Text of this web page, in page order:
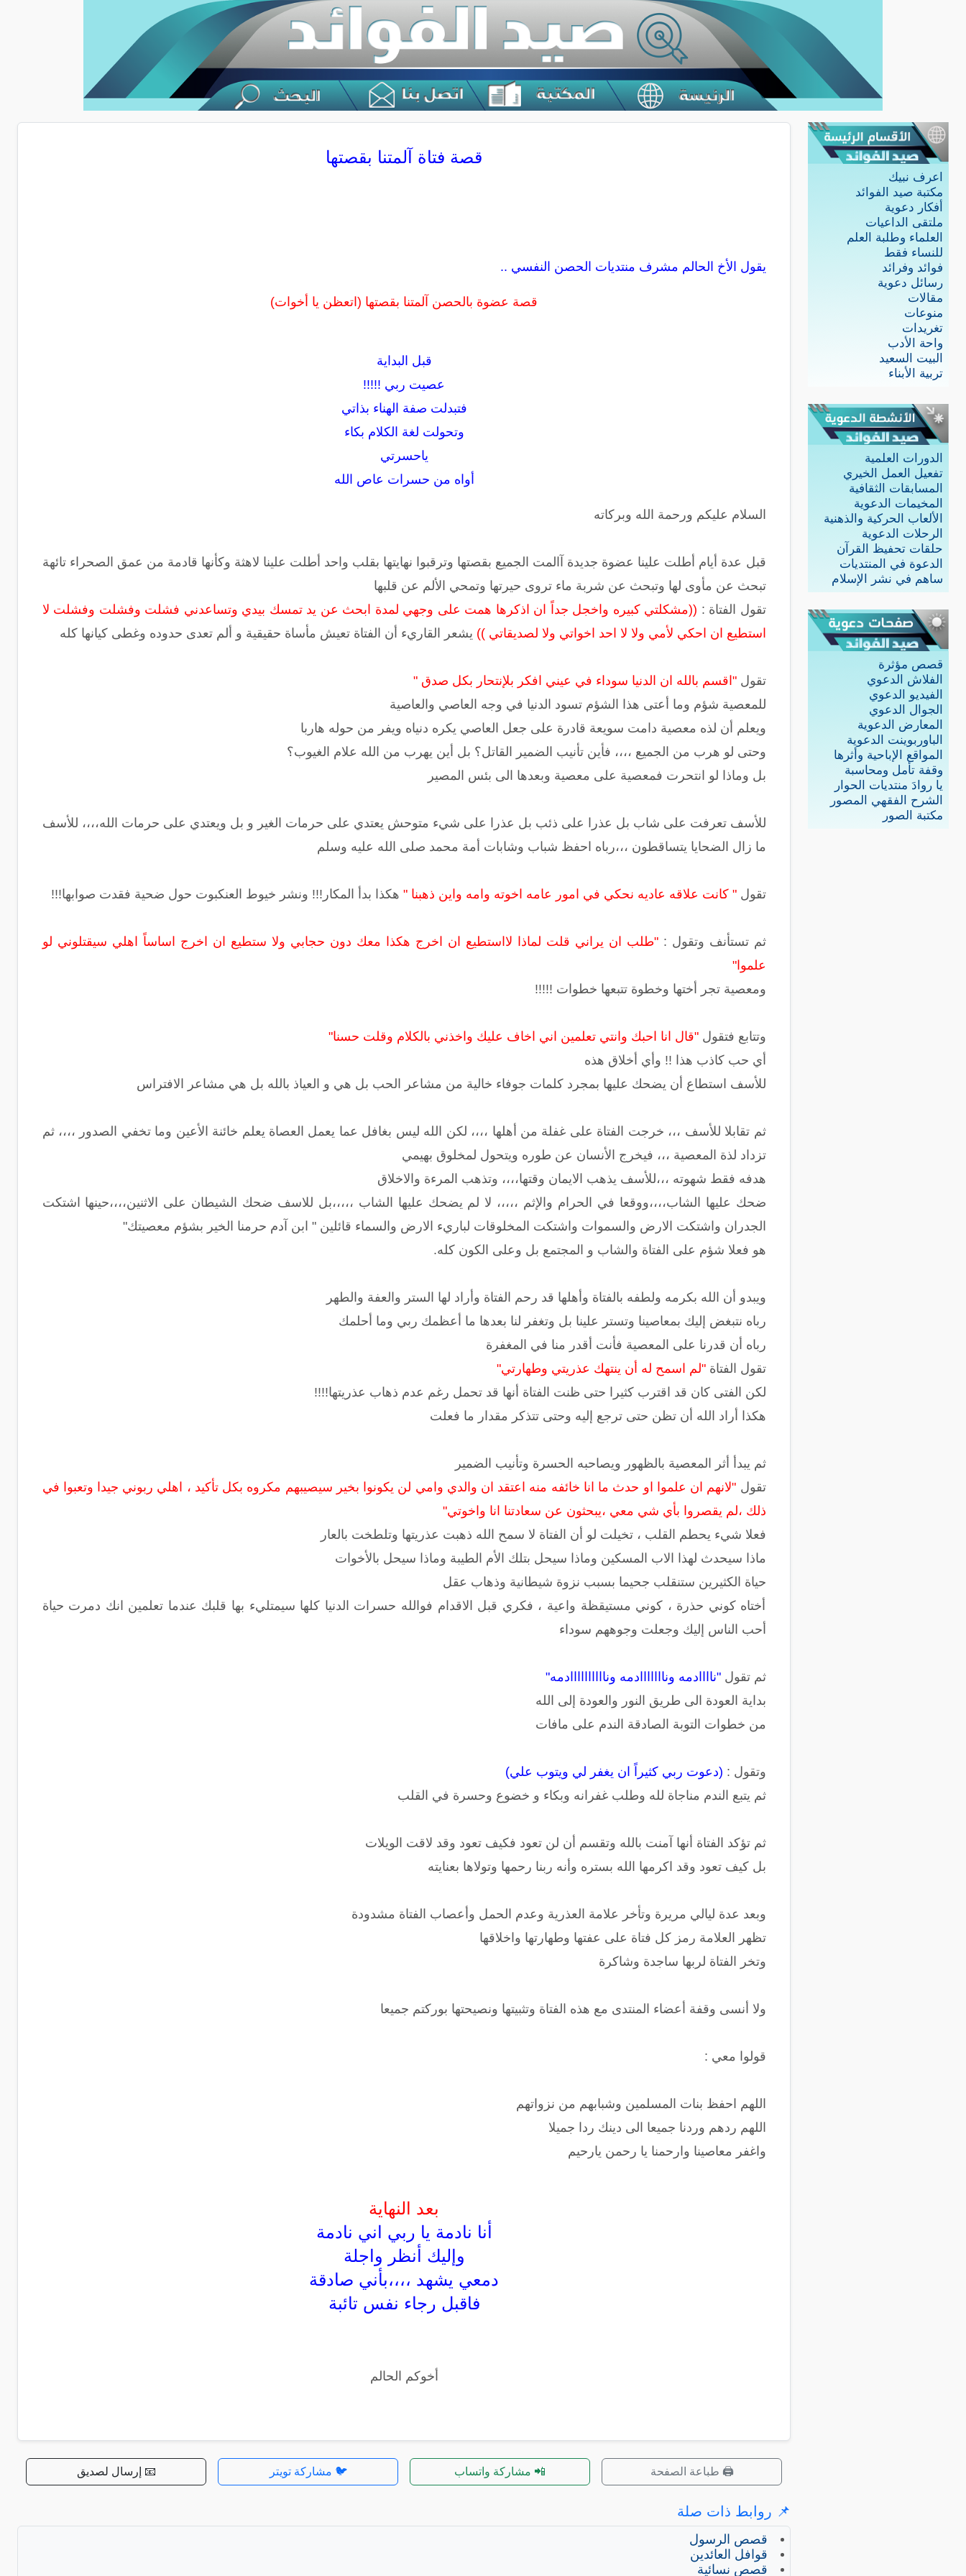
اعرف نبيك
مكتبة صيد الفوائد
أفكار دعوية
ملتقى الداعيات
العلماء وطلبة العلم
للنساء فقط
فوائد وفرائد
رسائل دعوية
مقالات
منوعات
تغريدات
واحة الأدب
البيت السعيد
تربية الأبناء
الدورات العلمية
تفعيل العمل الخيري
المسابقات الثقافية
المخيمات الدعوية
الألعاب الحركية والذهنية
الرحلات الدعوية
حلقات تحفيظ القرآن
الدعوة في المنتديات
ساهم في نشر الإسلام
قصص مؤثرة
الفلاش الدعوي
الفيديو الدعوي
الجوال الدعوي
المعارض الدعوية
الباوربوينت الدعوية
المواقع الإباحية وأثرها
وقفة تأمل ومحاسبة
يا روادَ منتديات الحوار
الشرح الفقهي المصور
مكتبة الصور
قصة فتاة آلمتنا بقصتها
يقول الأخ الحالم مشرف منتديات الحصن النفسي ..
قصة عضوة بالحصن آلمتنا بقصتها (اتعظن يا أخوات)
قبل البداية
عصيت ربي !!!!!
فتبدلت صفة الهناء بذاتي
وتحولت لغة الكلام بكاء
ياحسرتي
أواه من حسرات عاص الله
السلام عليكم ورحمة الله وبركاته
قبل عدة أيام أطلت علينا عضوة جديدة آالمت الجميع بقصتها وترقبوا نهايتها بقلب واحد أطلت علينا لاهثة وكأنها قادمة من عمق الصحراء تائهة
تبحث عن مأوى لها وتبحث عن شربة ماء تروى حيرتها وتمحي الألم عن قلبها
تقول الفتاة : ((مشكلتي كبيره واخجل جداً ان اذكرها همت على وجهي لمدة ابحث عن يد تمسك بيدي وتساعدني فشلت وفشلت وفشلت لا
استطيع ان احكي لأمي ولا لا احد اخواتي ولا لصديقاتي )) يشعر القاريء أن الفتاة تعيش مأساة حقيقية و ألم تعدى حدوده وغطى كيانها كله
تقول"اقسم بالله ان الدنيا سوداء في عيني افكر بلإنتحار بكل صدق "
للمعصية شؤم وما أعتى هذا الشؤم تسود الدنيا في وجه العاصي والعاصية
ويعلم أن لذه معصية دامت سويعة قادرة على جعل العاصي يكره دنياه ويفر من حوله هاربا
وحتى لو هرب من الجميع ،،،، فأين تأنيب الضمير القاتل؟ بل أين يهرب من الله علام الغيوب؟
بل وماذا لو انتحرت فمعصية على معصية وبعدها الى بئس المصير
للأسف تعرفت على شاب بل عذرا على ذئب بل عذرا على شيء متوحش يعتدي على حرمات الغير و بل ويعتدي على حرمات الله،،،، للأسف
ما زال الضحايا يتساقطون ،،،رباه احفظ شباب وشابات أمة محمد صلى الله عليه وسلم
تقول" كانت علاقه عاديه نحكي في امور عامه اخوته وامه واين ذهبنا " هكذا بدأ المكار!!! ونشر خيوط العنكبوت حول ضحية فقدت صوابها!!!
ثم تستأنف وتقول :"طلب ان يراني قلت لماذا لااستطيع ان اخرج هكذا معك دون حجابي ولا ستطيع ان اخرج اساساً اهلي سيقتلوني لو
علموا"
ومعصية تجر أختها وخطوة تتبعها خطوات !!!!!
وتتابع فتقول"قال انا احبك وانتي تعلمين اني اخاف عليك واخذني بالكلام وقلت حسنا"
أي حب كاذب هذا !! وأي أخلاق هذه
للأسف استطاع أن يضحك عليها بمجرد كلمات جوفاء خالية من مشاعر الحب بل هي و العياذ بالله بل هي مشاعر الافتراس
ثم تقابلا للأسف ،،، خرجت الفتاة على غفلة من أهلها ،،،، لكن الله ليس بغافل عما يعمل العصاة يعلم خائنة الأعين وما تخفي الصدور ،،،، ثم
تزداد لذة المعصية ،،، فيخرج الأنسان عن طوره ويتحول لمخلوق بهيمي
هدفه فقط شهوته ،،،للأسف يذهب الايمان وقتها،،،، وتذهب المرءة والاخلاق
ضحك عليها الشاب،،،،ووقعا في الحرام والإثم ،،،،، لا لم يضحك عليها الشاب ،،،،،بل للاسف ضحك الشيطان على الاثنين،،،،حينها اشتكت
الجدران واشتكت الارض والسموات واشتكت المخلوقات لباريء الارض والسماء قائلين " ابن آدم حرمنا الخير بشؤم معصيتك"
هو فعلا شؤم على الفتاة والشاب و المجتمع بل وعلى الكون كله.
ويبدو أن الله بكرمه ولطفه بالفتاة وأهلها قد رحم الفتاة وأراد لها الستر والعفة والطهر
رباه نتبغض إليك بمعاصينا وتستر علينا بل وتغفر لنا بعدها ما أعظمك ربي وما أحلمك
رباه أن قدرنا على المعصية فأنت أقدر منا في المغفرة
تقول الفتاة"لم اسمح له أن ينتهك عذريتي وطهارتي"
لكن الفتى كان قد اقترب كثيرا حتى ظنت الفتاة أنها قد تحمل رغم عدم ذهاب عذريتها!!!!
هكذا أراد الله أن تظن حتى ترجع إليه وحتى تتذكر مقدار ما فعلت
ثم يبدأ أثر المعصية بالظهور ويصاحبه الحسرة وتأنيب الضمير
تقول "لانهم ان علموا او حدث ما انا خائفه منه اعتقد ان والدي وامي لن يكونوا بخير سيصيبهم مكروه بكل تأكيد ، اهلي ربوني جيدا وتعبوا في
ذلك ،لم يقصروا بأي شي معي ،يبحثون عن سعادتنا انا واخوتي"
فعلا شيء يحطم القلب ، تخيلت لو أن الفتاة لا سمح الله ذهبت عذريتها وتلطخت بالعار
ماذا سيحدث لهذا الاب المسكين وماذا سيحل بتلك الأم الطيبة وماذا سيحل بالأخوات
حياة الكثيرين ستنقلب جحيما بسبب نزوة شيطانية وذهاب عقل
أختاه كوني حذرة ، كوني مستيقظة واعية ، فكري قبل الاقدام فوالله حسرات الدنيا كلها سيمتليء بها قلبك عندما تعلمين انك دمرت حياة
أحب الناس إليك وجعلت وجوههم سوداء
ثم تقول"ناااادمه ونااااااادمه وناااااااااادمه"
بداية العودة الى طريق النور والعودة إلى الله
من خطوات التوبة الصادقة الندم على مافات
وتقول : (دعوت ربي كثيراً ان يغفر لي ويتوب علي)
ثم يتبع الندم مناجاة لله وطلب غفرانه وبكاء و خضوع وحسرة في القلب
ثم تؤكد الفتاة أنها آمنت بالله وتقسم أن لن تعود فكيف تعود وقد لاقت الويلات
بل كيف تعود وقد اكرمها الله بستره وأنه ربنا رحمها وتولاها بعنايته
وبعد عدة ليالي مريرة وتأخر علامة العذرية وعدم الحمل وأعصاب الفتاة مشدودة
تظهر العلامة رمز كل فتاة على عفتها وطهارتها واخلاقها
وتخر الفتاة لربها ساجدة وشاكرة
ولا أنسى وقفة أعضاء المنتدى مع هذه الفتاة وتثبيتها ونصيحتها بوركتم جميعا
قولوا معي :
اللهم احفظ بنات المسلمين وشبابهم من نزواتهم
اللهم ردهم وردنا جميعا الى دينك ردا جميلا
واغفر معاصينا وارحمنا يا رحمن يارحيم
بعد النهاية
أنا نادمة يا ربي اني نادمة
وإليك أنظر واجلة
دمعي يشهد ،،،،بأني صادقة
فاقبل رجاء نفس تائبة
أخوكم الحالم
🖨️ طباعة الصفحة 📲 مشاركة واتساب 🐦 مشاركة تويتر 📧 إرسال لصديق
📌 روابط ذات صلة
قصص الرسول
قوافل العائدين
قصص نسائية